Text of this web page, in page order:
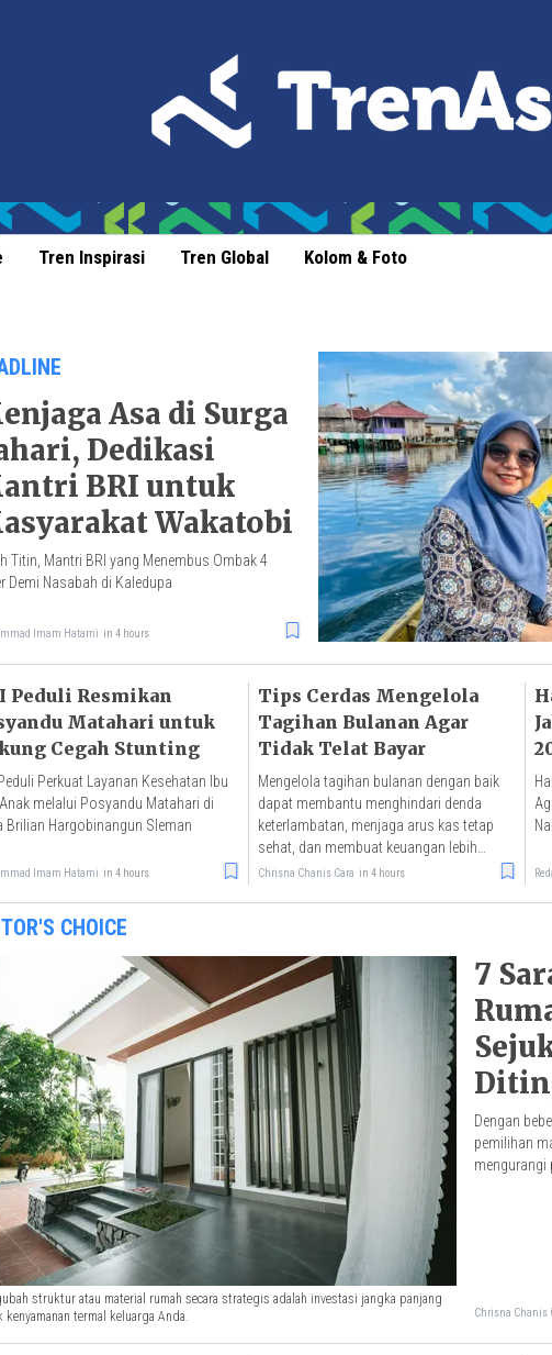
Tren Inspirasi Tren Global Kolom & Foto
Asa di Surga
Dedikasi
BRI untuk
Wakatobi
Titin, Mantri BRI yang Menembus Ombak 4
Demi Nasabah di Kaledupa
Imam Hatami in 4 hours
Peduli Resmikan
Matahari untuk
Cegah Stunting
Perkuat Layanan Kesehatan Ibu
melalui Posyandu Matahari di
Brilian Hargobinangun Sleman
Imam Hatami in 4 hours
Tips Cerdas Mengelola
Tagihan Bulanan Agar
Tidak Telat Bayar
Mengelola tagihan bulanan dengan baik
dapat membantu menghindari denda
keterlambatan, menjaga arus kas tetap
sehat, dan membuat keuangan lebih
terencana.
Chrisna Chanis Cara in 4 hours
CHOICE
7
Dengan
pemilihan
mengurangi
Chrisna Chanis
struktur atau material rumah secara strategis adalah investasi jangka panjang
kenyamanan termal keluarga Anda.